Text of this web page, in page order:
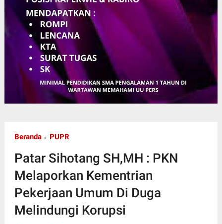
Beranda PUPR
Patar Sihotang SH,MH : PKN
Melaporkan Kementrian
Pekerjaan Umum Di Duga
Melindungi Korupsi